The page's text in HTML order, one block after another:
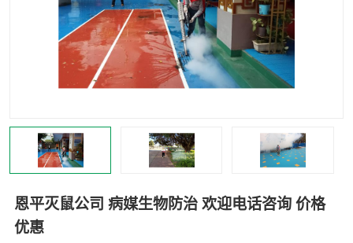
恩平灭鼠公司 病媒生物防治 欢迎电话咨询 价格
优惠
灭苍蝇 灭跳蚤
灭蟑螂
害虫防治 灭杀害虫